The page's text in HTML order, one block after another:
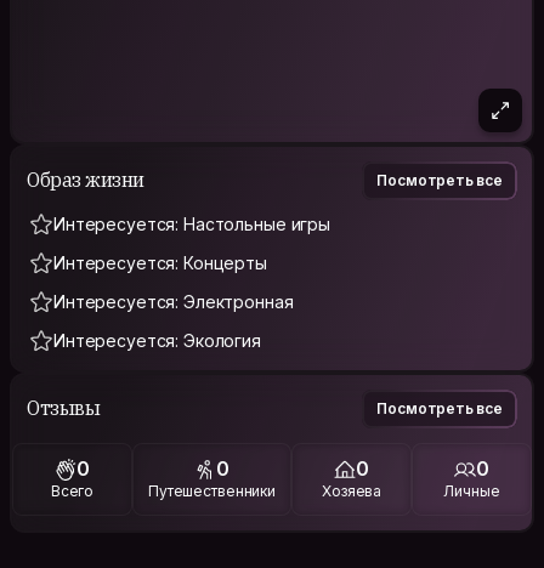
Образ жизни Посмотреть все
Интересуется: Настольные игры
Интересуется: Концерты
Интересуется: Электронная
Интересуется: Экология
Отзывы Посмотреть все
0
Всего
0
Путешественники
0
Хозяева
0
Личные